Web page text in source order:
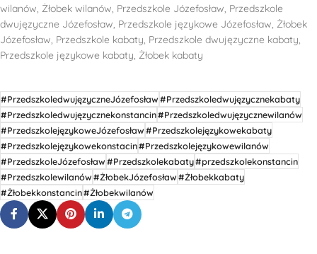
wilanów, Żłobek wilanów, Przedszkole Józefosław, Przedszkole
dwujęzyczne Józefosław, Przedszkole językowe Józefosław, Żłobek
Józefosław, Przedszkole kabaty, Przedszkole dwujęzyczne kabaty,
Przedszkole językowe kabaty, Żłobek kabaty
#PrzedszkoledwujęzyczneJózefosław#Przedszkoledwujęzycznekabaty
#Przedszkoledwujęzycznekonstancin#Przedszkoledwujęzycznewilanów
#PrzedszkolejęzykoweJózefosław#Przedszkolejęzykowekabaty
#Przedszkolejęzykowekonstacin#Przedszkolejęzykowewilanów
#PrzedszkoleJózefosław#Przedszkolekabaty#przedszkolekonstancin
#Przedszkolewilanów#ŻłobekJózefosław#Żłobekkabaty
#Żłobekkonstancin#Żłobekwilanów